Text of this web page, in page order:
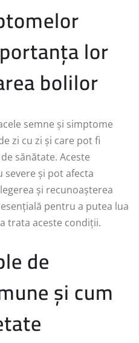
lor
bolilor
semne și simptome
zi cu zi și care pot fi
sănătate. Aceste
și pot afecta
și recunoașterea
pentru a putea lua
trata aceste condiții.
de
și cum